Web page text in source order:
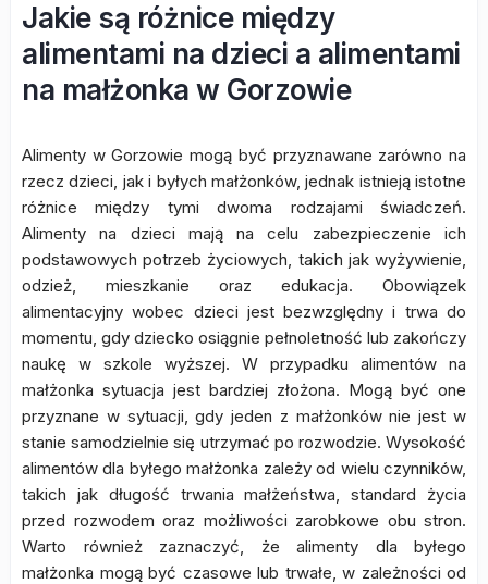
Jakie są różnice między
alimentami na dzieci a alimentami
na małżonka w Gorzowie
Alimenty w Gorzowie mogą być przyznawane zarówno na
rzecz dzieci, jak i byłych małżonków, jednak istnieją istotne
różnice między tymi dwoma rodzajami świadczeń.
Alimenty na dzieci mają na celu zabezpieczenie ich
podstawowych potrzeb życiowych, takich jak wyżywienie,
odzież, mieszkanie oraz edukacja. Obowiązek
alimentacyjny wobec dzieci jest bezwzględny i trwa do
momentu, gdy dziecko osiągnie pełnoletność lub zakończy
naukę w szkole wyższej. W przypadku alimentów na
małżonka sytuacja jest bardziej złożona. Mogą być one
przyznane w sytuacji, gdy jeden z małżonków nie jest w
stanie samodzielnie się utrzymać po rozwodzie. Wysokość
alimentów dla byłego małżonka zależy od wielu czynników,
takich jak długość trwania małżeństwa, standard życia
przed rozwodem oraz możliwości zarobkowe obu stron.
Warto również zaznaczyć, że alimenty dla byłego
małżonka mogą być czasowe lub trwałe, w zależności od